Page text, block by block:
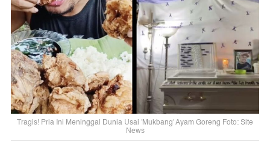
Tragis! Pria Ini Meninggal Dunia Usai 'Mukbang' Ayam Goreng Foto: Site
News